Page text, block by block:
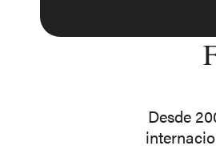
Desde